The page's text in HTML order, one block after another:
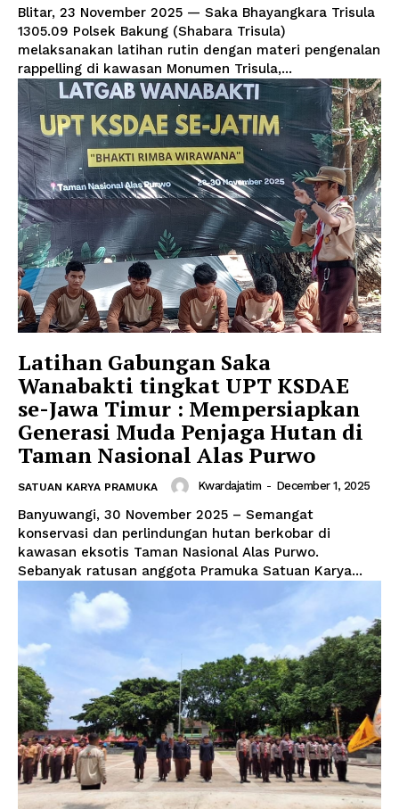
Blitar, 23 November 2025 — Saka Bhayangkara Trisula
1305.09 Polsek Bakung (Shabara Trisula)
melaksanakan latihan rutin dengan materi pengenalan
rappelling di kawasan Monumen Trisula,...
Latihan Gabungan Saka
Wanabakti tingkat UPT KSDAE
se-Jawa Timur : Mempersiapkan
Generasi Muda Penjaga Hutan di
Taman Nasional Alas Purwo
SATUAN KARYA PRAMUKA Kwardajatim - December 1, 2025
Banyuwangi, 30 November 2025 – Semangat
konservasi dan perlindungan hutan berkobar di
kawasan eksotis Taman Nasional Alas Purwo.
Sebanyak ratusan anggota Pramuka Satuan Karya...